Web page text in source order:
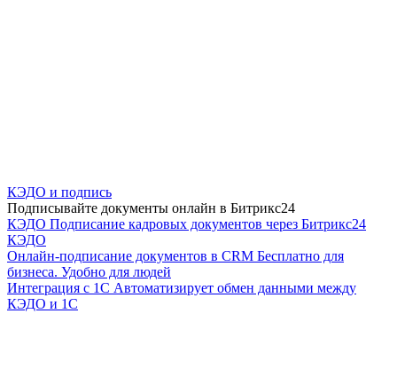
КЭДО и подпись
Подписывайте документы онлайн в Битрикс24
КЭДО Подписание кадровых документов через Битрикс24
КЭДО
Онлайн-подписание документов в CRM Бесплатно для
бизнеса. Удобно для людей
Интеграция с 1С Автоматизирует обмен данными между
КЭДО и 1С